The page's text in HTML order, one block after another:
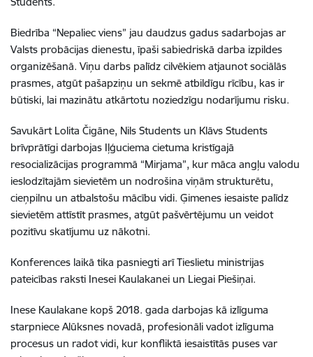
Biedrība “Nepaliec viens” jau daudzus gadus sadarbojas ar
Valsts probācijas dienestu, īpaši sabiedriskā darba izpildes
organizēšanā. Viņu darbs palīdz cilvēkiem atjaunot sociālās
prasmes, atgūt pašapziņu un sekmē atbildīgu rīcību, kas ir
būtiski, lai mazinātu atkārtotu noziedzīgu nodarījumu risku.
Savukārt Lolita Čigāne, Nils Students un Klāvs Students
brīvprātīgi darbojas Iļģuciema cietuma kristīgajā
resocializācijas programmā “Mirjama”, kur māca angļu valodu
ieslodzītajām sievietēm un nodrošina viņām strukturētu,
cieņpilnu un atbalstošu mācību vidi. Ģimenes iesaiste palīdz
sievietēm attīstīt prasmes, atgūt pašvērtējumu un veidot
pozitīvu skatījumu uz nākotni.
Konferences laikā tika pasniegti arī Tieslietu ministrijas
pateicības raksti Inesei Kaulakanei un Liegai Piešiņai.
Inese Kaulakane kopš 2018. gada darbojas kā izlīguma
starpniece Alūksnes novadā, profesionāli vadot izlīguma
procesus un radot vidi, kur konfliktā iesaistītās puses var